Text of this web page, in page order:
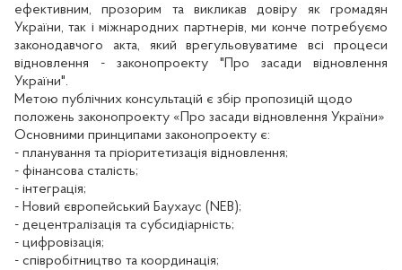
ефективним, прозорим та викликав довіру як громадян
України, так і міжнародних партнерів, ми конче потребуємо
законодавчого акта, який врегульовуватиме всі процеси
відновлення - законопроекту "Про засади відновлення
України".
Метою публічних консультацій є збір пропозицій щодо
положень законопроекту «Про засади відновлення України»
Основними принципами законопроекту є:
- планування та пріоритетизація відновлення;
- фінансова сталість;
- інтеграція;
- Новий європейський Баухаус (NEB);
- децентралізація та субсидіарність;
- цифровізація;
- співробітництво та координація;